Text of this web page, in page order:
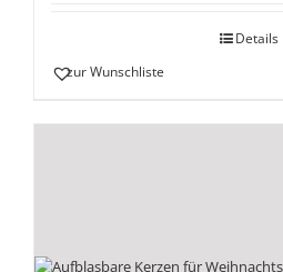
Details
zur Wunschliste